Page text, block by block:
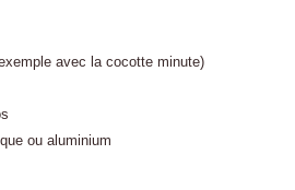
avec la cocotte minute)
ou aluminium